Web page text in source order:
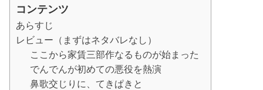
コンテンツ
あらすじ
レビュー（まずはネタバレなし）
ここから家賃三部作なるものが始まった
でんでんが初めての悪役を熱演
鼻歌交じりに、てきぱきと